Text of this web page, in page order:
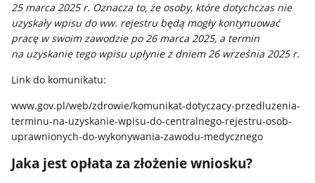
25 marca 2025 r. Oznacza to, że osoby, które dotychczas nie
uzyskały wpisu do ww. rejestru będą mogły kontynuować
pracę w swoim zawodzie po 26 marca 2025, a termin
na uzyskanie tego wpisu upłynie z dniem 26 września 2025 r.
Link do komunikatu:
www.gov.pl/web/zdrowie/komunikat-dotyczacy-przedluzenia-
terminu-na-uzyskanie-wpisu-do-centralnego-rejestru-osob-
uprawnionych-do-wykonywania-zawodu-medycznego
Jaka jest opłata za złożenie wniosku?